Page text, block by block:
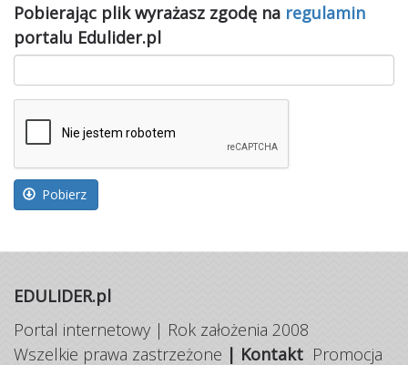
Pobierając plik wyrażasz zgodę na regulamin
portalu Edulider.pl
Pobierz
EDULIDER.pl
Portal internetowy | Rok założenia 2008
Wszelkie prawa zastrzeżone | Kontakt Promocja